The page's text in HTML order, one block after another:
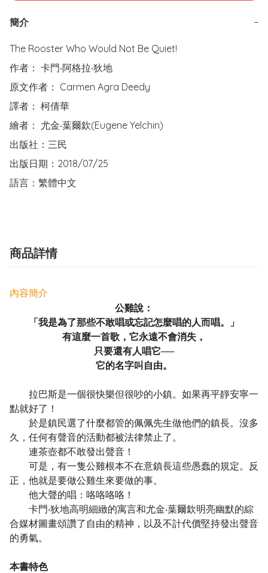
簡介 −
The Rooster Who Would Not Be Quiet!
作者： 卡門‧阿格拉‧狄地
原文作者： Carmen Agra Deedy
譯者： 柯倩華
繪者： 尤金‧葉爾欽(Eugene Yelchin)
出版社：三民
出版日期：2018/07/25
語言：繁體中文
商品詳情
內容簡介
公雞說：
「我是為了那些不敢唱或忘記怎麼唱的人而唱。」
有這麼一首歌，它永遠不會消失，
只要還有人唱它──
它的名字叫自由。
拉巴斯是一個很快樂但很吵的小鎮。如果再平靜安寧一
點就好了！
於是鎮民選了什麼都管的佩佩先生做他們的鎮長。沒多
久，任何有聲音的活動都被法律禁止了。
連茶壺都不敢發出聲音！
可是，有一隻公雞根本不在意鎮長這些愚蠢的規定。反
正，他就是要做公雞生來要做的事。
他大聲的唱：咯咯咯咯！
卡門‧狄地高明細緻的寓言和尤金‧葉爾欽明亮幽默的綜
合媒材圖畫頌讚了自由的精神，以及不計代價堅持發出聲音
的勇氣。
本書特色